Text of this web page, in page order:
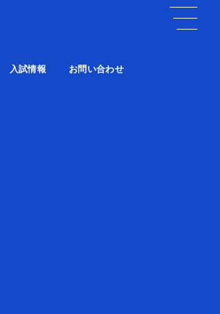
入試情報 お問い合わせ